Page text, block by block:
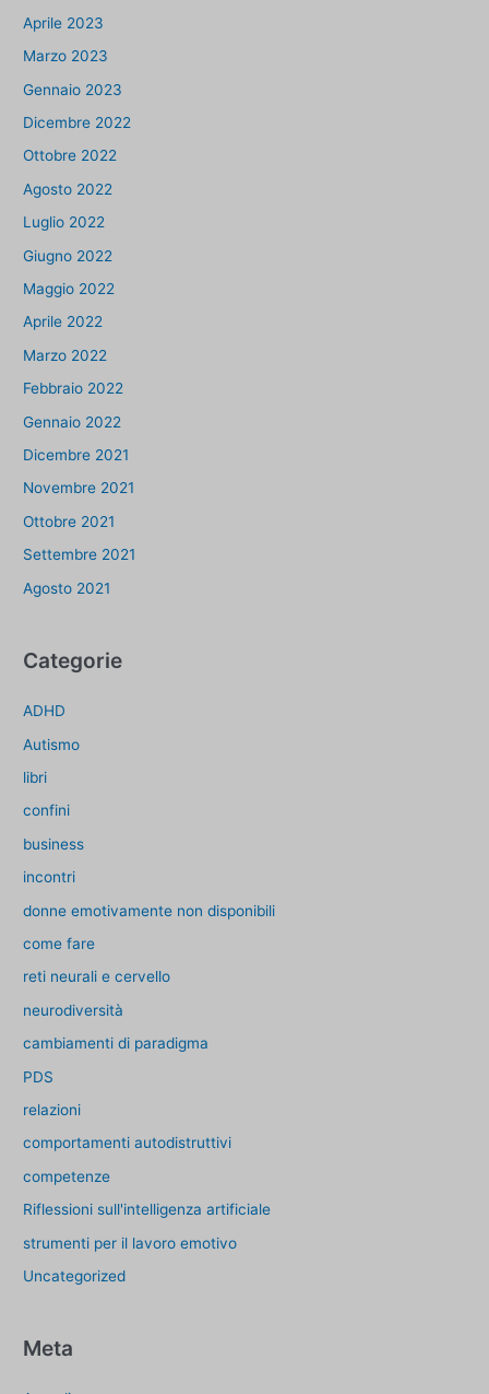
Aprile 2023
Marzo 2023
Gennaio 2023
Dicembre 2022
Ottobre 2022
Agosto 2022
Luglio 2022
Giugno 2022
Maggio 2022
Aprile 2022
Marzo 2022
Febbraio 2022
Gennaio 2022
Dicembre 2021
Novembre 2021
Ottobre 2021
Settembre 2021
Agosto 2021
Categorie
ADHD
Autismo
libri
confini
business
incontri
donne emotivamente non disponibili
come fare
reti neurali e cervello
neurodiversità
cambiamenti di paradigma
PDS
relazioni
comportamenti autodistruttivi
competenze
Riflessioni sull'intelligenza artificiale
strumenti per il lavoro emotivo
Uncategorized
Meta